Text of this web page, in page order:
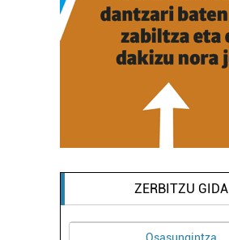
ZERBITZU GIDA